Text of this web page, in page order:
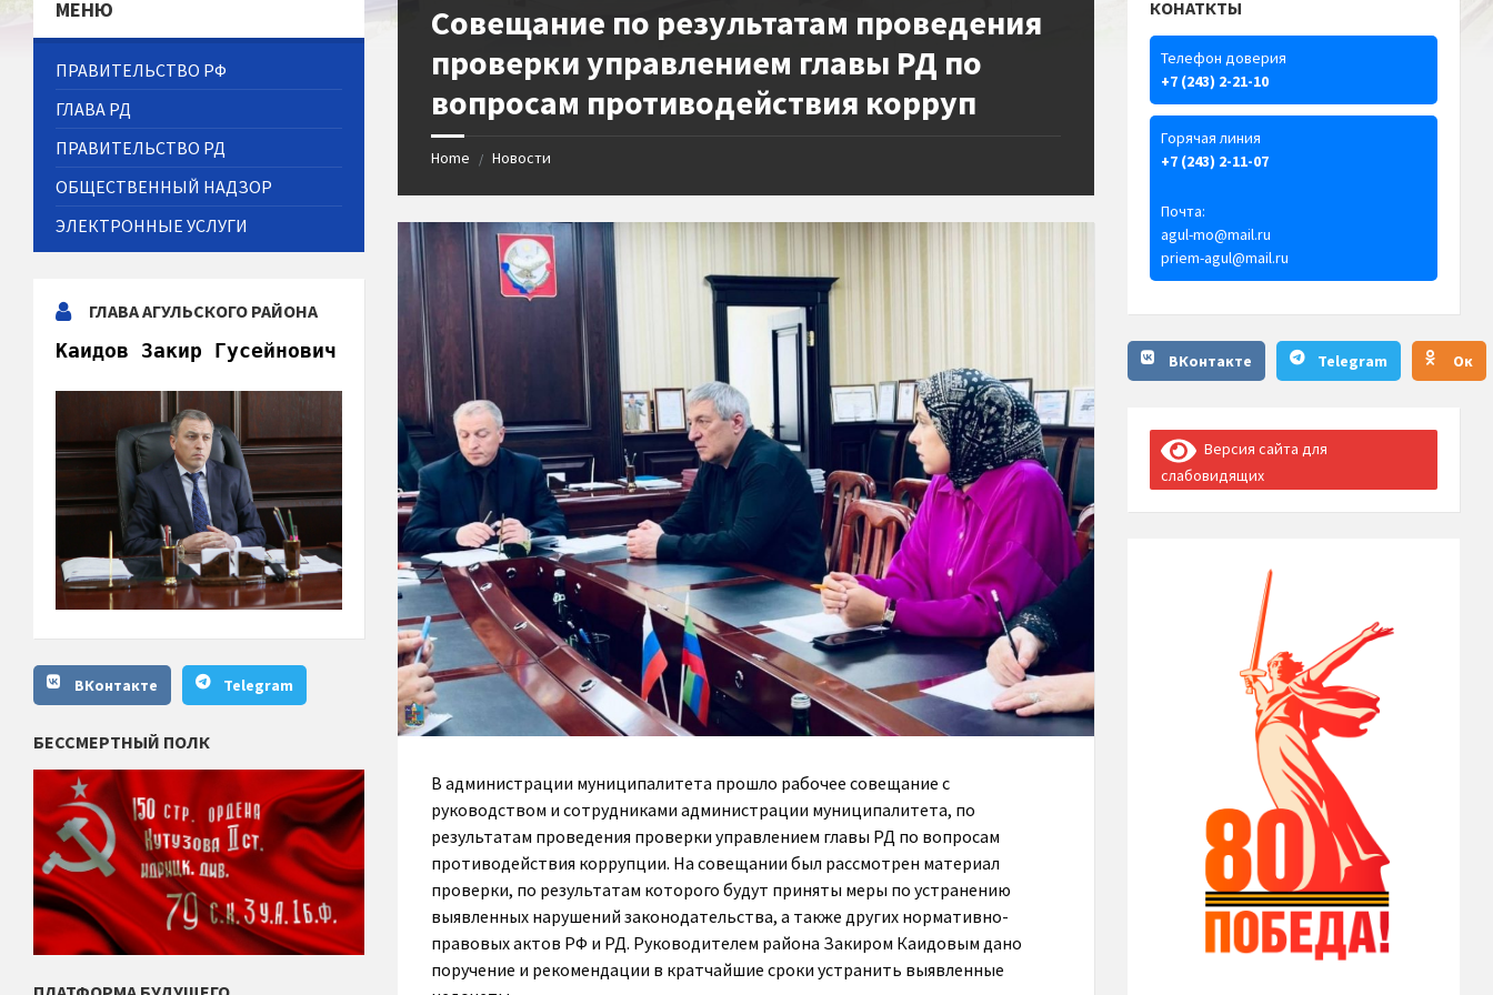
Совещание по результатам проведения
проверки управлением главы РД по
вопросам противодействия корруп
Home / Новости
В администрации муниципалитета прошло рабочее совещание с
руководством и сотрудниками администрации муниципалитета, по
результатам проведения проверки управлением главы РД по вопросам
противодействия коррупции. На совещании был рассмотрен материал
проверки, по результатам которого будут приняты меры по устранению
выявленных нарушений законодательства, а также других нормативно-
правовых актов РФ и РД. Руководителем района Закиром Каидовым дано
поручение и рекомендации в кратчайшие сроки устранить выявленные
МЕНЮ
ПРАВИТЕЛЬСТВО РФ
ГЛАВА РД
ПРАВИТЕЛЬСТВО РД
ОБЩЕСТВЕННЫЙ НАДЗОР
ЭЛЕКТРОННЫЕ УСЛУГИ
ГЛАВА АГУЛЬСКОГО РАЙОНА
Каидов Закир Гусейнович
ВКонтакте Telegram
БЕССМЕРТНЫЙ ПОЛК
КОНАТКТЫ
Телефон доверия
+7 (243) 2-21-10
Горячая линия
+7 (243) 2-11-07
Почта:
agul-mo@mail.ru
priem-agul@mail.ru
ВКонтакте Telegram Ок
Версия сайта для
слабовидящих